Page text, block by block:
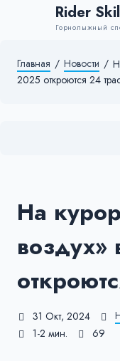
Rider
Горнолыжный
Главная / Новости /
2025 откроются 24
На
воздух»
31 Окт, 2024
1-2 мин.
69